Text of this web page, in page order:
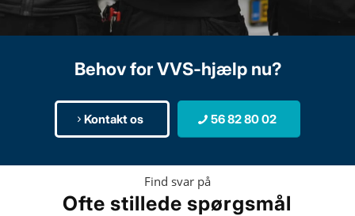
Behov for VVS-hjælp nu?
Kontakt os 56 82 80 02
Find svar på
Ofte stillede spørgsmål